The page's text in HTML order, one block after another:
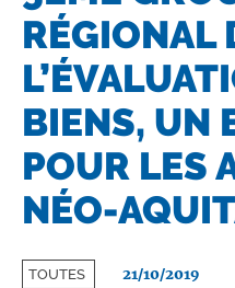
RÉGIONAL
BIENS, UN
POUR LES
NÉO-
TOUTES 21/10/2019